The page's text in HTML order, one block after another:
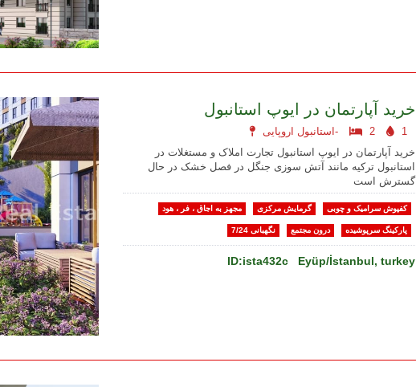
خرید آپارتمان در ایوپ استانبول
استانبول اروپایی- 2
1
خرید آپارتمان در ایوپ استانبول تجارت املاک و مستغلات در
استانبول ترکیه مانند آتش سوزی جنگل در فصل خشک در حال
گسترش است
مجهز به اجاق ، فر ، هود گرمایش مرکزی کفپوش سرامیک و چوبی
نگهبانی 7/24 درون مجتمع پارکینگ سرپوشیده
ID:ista432c Eyüp/İstanbul, turkey